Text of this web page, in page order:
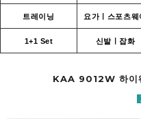
트레이닝 요가ㅣ스포츠웨
1+1 Set 신발ㅣ잡화
KAA 9012W 하이